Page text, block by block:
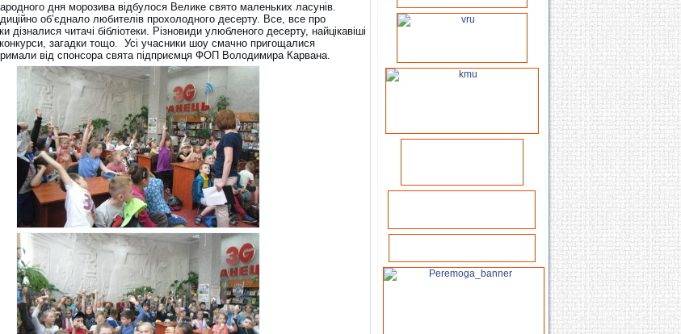
дня морозива відбулося Велике свято маленьких ласунів.
об’єднало любителів прохолодного десерту. Все, все про
дізналися читачі бібліотеки. Різновиди улюбленого десерту, найцікавіші
загадки тощо. Усі учасники шоу смачно пригощалися
від спонсора свята підприємця ФОП Володимира Карвана.